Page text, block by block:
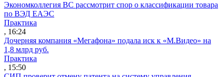
Экономколлегия ВС рассмотрит спор о классификации товара
по ВЭД ЕАЭС
Практика
, 16:24
Дочерняя компания «Мегафона» подала иск к «М.Видео» на
1,8 млрд руб.
Практика
, 15:50